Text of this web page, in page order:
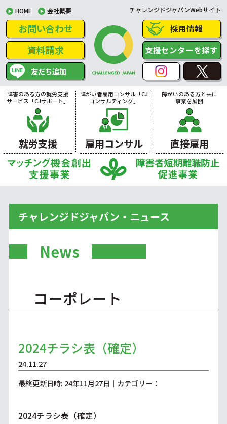
HOME 会社概要 チャレンジドジャパンWebサイト
お問い合わせ
資料請求
友だち追加
採用情報
支援センターを探す
障害のある方の就労支援
サービス「CJサポート」
就労支援
障がい者雇用コンサル「CJ
コンサルティング」
雇用コンサル
障がいのある方と共に
事業を展開
直接雇用
チャレンジドジャパン・ニュース
News
コーポレート
2024チラシ表（確定）
24.11.27
最終更新日時: 24年11月27日｜カテゴリー：
2024チラシ表（確定）